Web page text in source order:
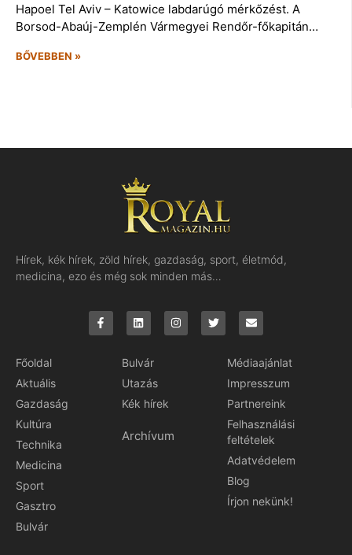
Hapoel Tel Aviv – Katowice labdarúgó mérkőzést. A
Borsod-Abaúj-Zemplén Vármegyei Rendőr-főkapitán…
BŐVEBBEN »
Hírek, kék hírek, zöld hírek, gazdaság, sport, életmód,
medicina, ezo és még sok minden más…
Főoldal
Aktuális
Gazdaság
Kultúra
Technika
Medicina
Sport
Gasztro
Bulvár
Bulvár
Utazás
Kék hírek
Archívum
Médiaajánlat
Impresszum
Partnereink
Felhasználási
feltételek
Adatvédelem
Blog
Írjon nekünk!